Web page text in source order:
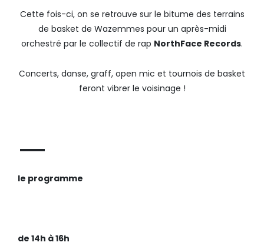
Cette fois-ci, on se retrouve sur le bitume des terrains
de basket de Wazemmes pour un après-midi
orchestré par le collectif de rap NorthFace Records.
Concerts, danse, graff, open mic et tournois de basket
feront vibrer le voisinage !
▬▬▬
le programme
de 14h à 16h